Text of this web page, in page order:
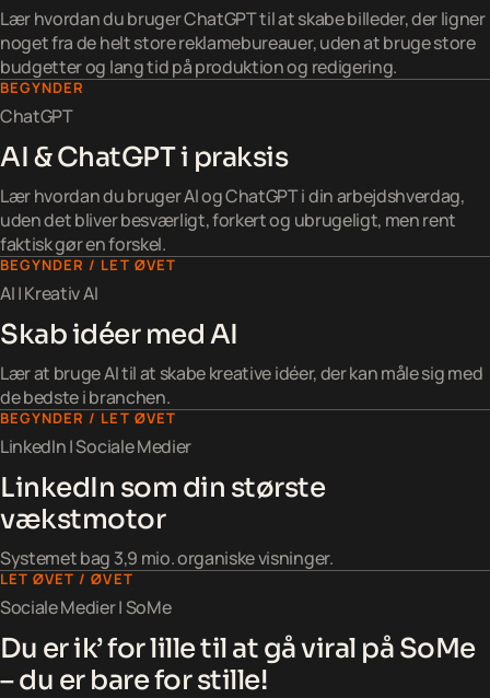
Lær hvordan du bruger ChatGPT til at skabe billeder, der ligner
noget fra de helt store reklamebureauer, uden at bruge store
budgetter og lang tid på produktion og redigering.
BEGYNDER
ChatGPT
AI & ChatGPT i praksis
Lær hvordan du bruger AI og ChatGPT i din arbejdshverdag,
uden det bliver besværligt, forkert og ubrugeligt, men rent
faktisk gør en forskel.
BEGYNDER / LET ØVET
AI | Kreativ AI
Skab idéer med AI
Lær at bruge AI til at skabe kreative idéer, der kan måle sig med
de bedste i branchen.
BEGYNDER / LET ØVET
LinkedIn | Sociale Medier
LinkedIn som din største
vækstmotor
Systemet bag 3,9 mio. organiske visninger.
LET ØVET / ØVET
Sociale Medier | SoMe
Du er ik’ for lille til at gå viral på SoMe
– du er bare for stille!